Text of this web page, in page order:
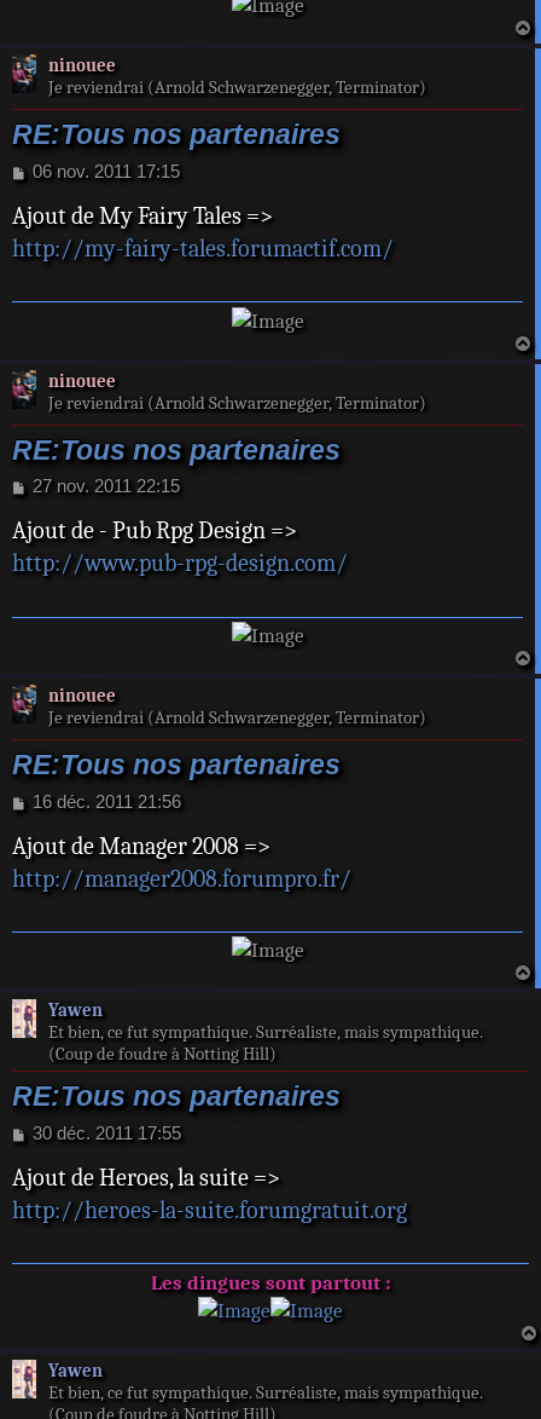
a
ninouee
Je reviendrai (Arnold Schwarzenegger, Terminator)
RE:Tous nos partenaires
M
s
s
a
e
06 nov. 2011 17:15
Ajout de My Fairy Tales =>
http://my-fairy-tales.forumactif.com/
a
ninouee
Je reviendrai (Arnold Schwarzenegger, Terminator)
RE:Tous nos partenaires
M
s
s
a
e
27 nov. 2011 22:15
Ajout de - Pub Rpg Design =>
http://www.pub-rpg-design.com/
a
ninouee
Je reviendrai (Arnold Schwarzenegger, Terminator)
RE:Tous nos partenaires
M
s
s
a
e
16 déc. 2011 21:56
Ajout de Manager 2008 =>
http://manager2008.forumpro.fr/
a
Yawen
Et bien, ce fut sympathique. Surréaliste, mais sympathique.
(Coup de foudre à Notting Hill)
RE:Tous nos partenaires
M
s
s
a
e
30 déc. 2011 17:55
Ajout de Heroes, la suite =>
http://heroes-la-suite.forumgratuit.org
Les dingues sont partout :
Yawen
Et bien, ce fut sympathique. Surréaliste, mais sympathique.
(Coup de foudre à Notting Hill)